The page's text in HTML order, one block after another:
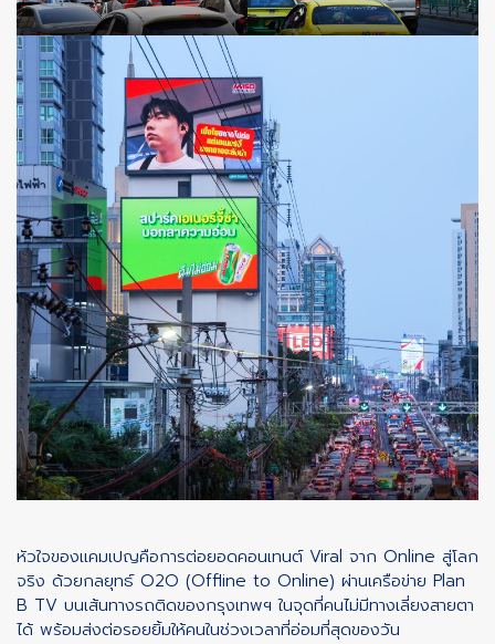
หัวใจของแคมเปญคือการต่อยอดคอนเทนต์ Viral จาก Online สู่โลก
จริง ด้วยกลยุทธ์ O2O (Offline to Online) ผ่านเครือข่าย Plan
B TV บนเส้นทางรถติดของกรุงเทพฯ ในจุดที่คนไม่มีทางเลี่ยงสายตา
ได้ พร้อมส่งต่อรอยยิ้มให้คนในช่วงเวลาที่อ่อมที่สุดของวัน